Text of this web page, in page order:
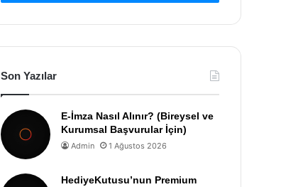
Son Yazılar
E-İmza Nasıl Alınır? (Bireysel ve
Kurumsal Başvurular İçin)
Admin 1 Ağustos 2026
HediyeKutusu’nun Premium